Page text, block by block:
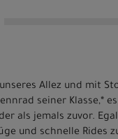
Allez und mit
seiner Klasse,*
als jemals zuvor.
und schnelle Rides